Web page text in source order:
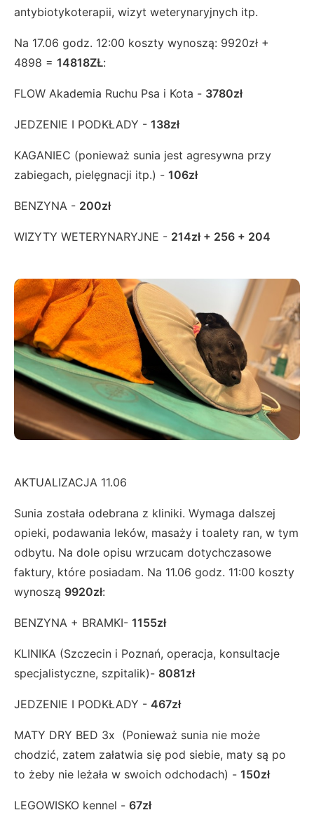
antybiotykoterapii, wizyt weterynaryjnych itp.
Na 17.06 godz. 12:00 koszty wynoszą: 9920zł +
4898 = 14818ZŁ:
FLOW Akademia Ruchu Psa i Kota - 3780zł
JEDZENIE I PODKŁADY - 138zł
KAGANIEC (ponieważ sunia jest agresywna przy
zabiegach, pielęgnacji itp.) - 106zł
BENZYNA - 200zł
WIZYTY WETERYNARYJNE - 214zł + 256 + 204
AKTUALIZACJA 11.06
Sunia została odebrana z kliniki. Wymaga dalszej
opieki, podawania leków, masaży i toalety ran, w tym
odbytu. Na dole opisu wrzucam dotychczasowe
faktury, które posiadam. Na 11.06 godz. 11:00 koszty
wynoszą 9920zł:
BENZYNA + BRAMKI- 1155zł
KLINIKA (Szczecin i Poznań, operacja, konsultacje
specjalistyczne, szpitalik)- 8081zł
JEDZENIE I PODKŁADY - 467zł
MATY DRY BED 3x (Ponieważ sunia nie może
chodzić, zatem załatwia się pod siebie, maty są po
to żeby nie leżała w swoich odchodach) - 150zł
LEGOWISKO kennel - 67zł